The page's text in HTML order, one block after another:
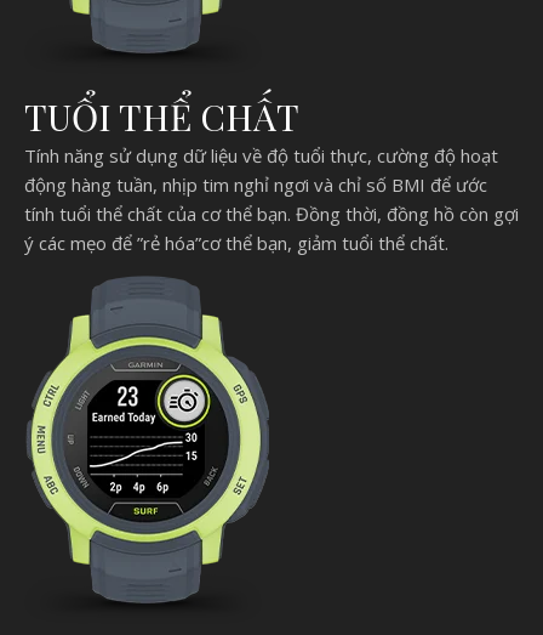
TUỔI THỂ CHẤT
Tính năng sử dụng dữ liệu về độ tuổi thực, cường độ hoạt
động hàng tuần, nhịp tim nghỉ ngơi và chỉ số BMI để ước
tính tuổi thể chất của cơ thể bạn. Đồng thời, đồng hồ còn gợi
ý các mẹo để ”rẻ hóa”cơ thể bạn, giảm tuổi thể chất.